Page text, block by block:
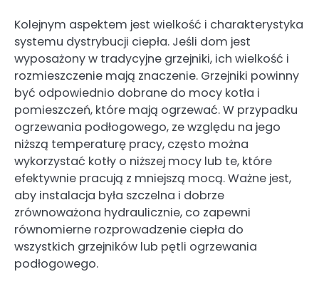
Kolejnym aspektem jest wielkość i charakterystyka
systemu dystrybucji ciepła. Jeśli dom jest
wyposażony w tradycyjne grzejniki, ich wielkość i
rozmieszczenie mają znaczenie. Grzejniki powinny
być odpowiednio dobrane do mocy kotła i
pomieszczeń, które mają ogrzewać. W przypadku
ogrzewania podłogowego, ze względu na jego
niższą temperaturę pracy, często można
wykorzystać kotły o niższej mocy lub te, które
efektywnie pracują z mniejszą mocą. Ważne jest,
aby instalacja była szczelna i dobrze
zrównoważona hydraulicznie, co zapewni
równomierne rozprowadzenie ciepła do
wszystkich grzejników lub pętli ogrzewania
podłogowego.